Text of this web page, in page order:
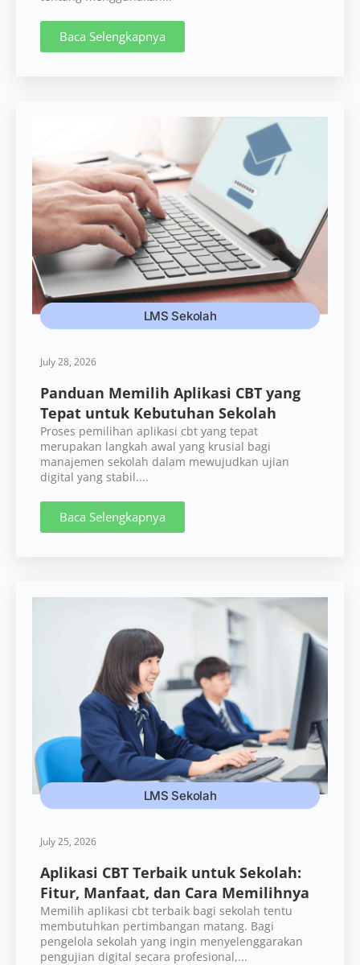
Baca Selengkapnya
LMS Sekolah
July 28, 2026
Panduan Memilih Aplikasi CBT yang
Tepat untuk Kebutuhan Sekolah
Proses pemilihan aplikasi cbt yang tepat
merupakan langkah awal yang krusial bagi
manajemen sekolah dalam mewujudkan ujian
digital yang stabil....
Baca Selengkapnya
LMS Sekolah
July 25, 2026
Aplikasi CBT Terbaik untuk Sekolah:
Fitur, Manfaat, dan Cara Memilihnya
Memilih aplikasi cbt terbaik bagi sekolah tentu
membutuhkan pertimbangan matang. Bagi
pengelola sekolah yang ingin menyelenggarakan
pengujian digital secara profesional,...